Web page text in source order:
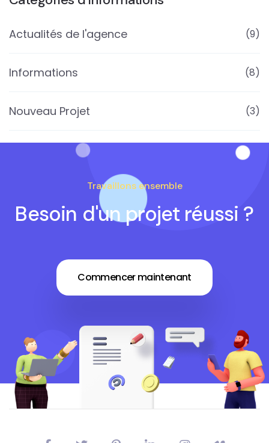
Actualités de l'agence (9)
Informations (8)
Nouveau Projet (3)
Travaillons ensemble
Besoin d'un projet réussi ?
Commencer maintenant